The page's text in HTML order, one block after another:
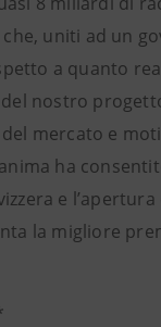
uniti ad un
a quanto
nostro
mercato e
ha
e
la migliore